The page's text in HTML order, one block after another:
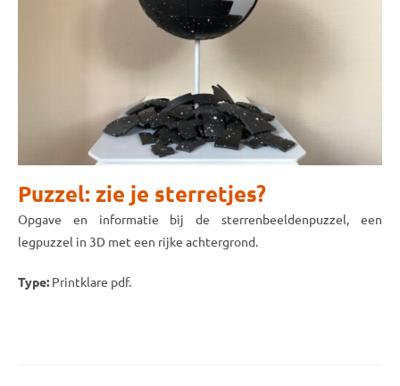
Puzzel: zie je sterretjes?
Opgave en informatie bij de sterrenbeeldenpuzzel, een
legpuzzel in 3D met een rijke achtergrond.
Type: Printklare pdf.